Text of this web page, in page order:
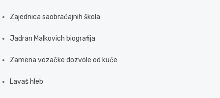
Zajednica saobraćajnih škola
Jadran Malkovich biografija
Zamena vozačke dozvole od kuće
Lavaš hleb